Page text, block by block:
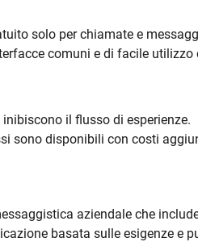
solo per chiamate e
comuni e di facile
il flusso di esperienze.
sono disponibili con costi
aziendale che
basata sulle esigenze e